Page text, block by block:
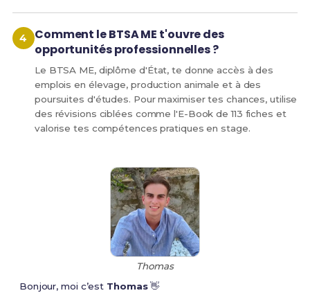
Comment le BTSA ME t'ouvre des
opportunités professionnelles ?
Le BTSA ME, diplôme d'État, te donne accès à des
emplois en élevage, production animale et à des
poursuites d'études. Pour maximiser tes chances, utilise
des révisions ciblées comme l'E-Book de 113 fiches et
valorise tes compétences pratiques en stage.
Thomas
Bonjour, moi c’est Thomas👋